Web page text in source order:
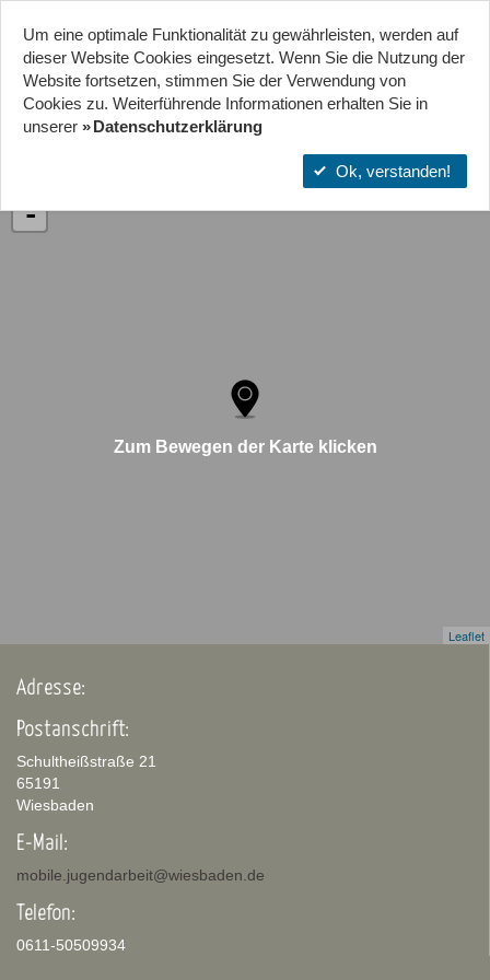
Start Projekte Orte
JUGENDCONTAINER KLOPPENHEIM
Zum Bewegen der Karte klicken
-
Leaflet
Adresse:
Postanschrift:
Schultheißstraße 21
65191
Wiesbaden
E-Mail:
mobile.jugendarbeit@wiesbaden.de
Telefon:
0611-50509934
Um eine optimale Funktionalität zu gewährleisten, werden auf
dieser Website Cookies eingesetzt. Wenn Sie die Nutzung der
Website fort­setzen, stimmen Sie der Verwendung von
Cookies zu. Weiterführende Informationen erhalten Sie in
unserer
Datenschutzerklärung
Ok, verstanden!